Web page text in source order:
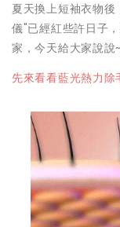
夏天換上短袖衣物
儀"已經紅些許日子
家，今天給大家說說
先來看看藍光熱力除